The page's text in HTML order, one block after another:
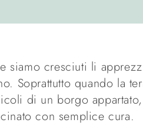
siamo cresciuti li
Soprattutto quando la
di un borgo
con semplice cura.